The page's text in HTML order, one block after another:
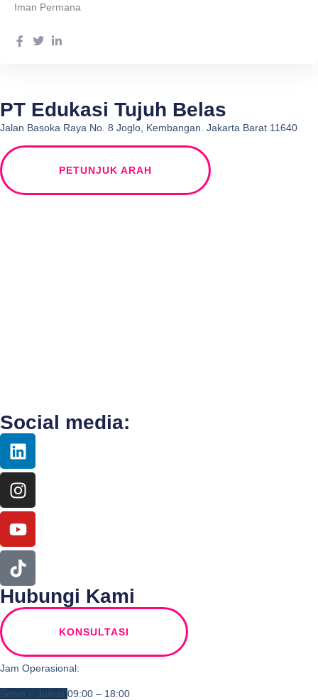
Iman Permana
PT Edukasi Tujuh Belas
Jalan Basoka Raya No. 8 Joglo, Kembangan. Jakarta Barat 11640
PETUNJUK ARAH
Social media:
Hubungi Kami
KONSULTASI
Jam Operasional:
09:00 – 18:00